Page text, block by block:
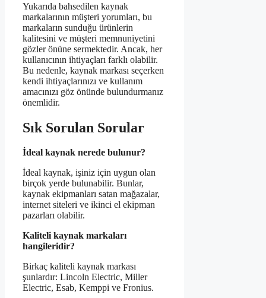
Yukarıda bahsedilen kaynak
markalarının müşteri yorumları, bu
markaların sunduğu ürünlerin
kalitesini ve müşteri memnuniyetini
gözler önüne sermektedir. Ancak, her
kullanıcının ihtiyaçları farklı olabilir.
Bu nedenle, kaynak markası seçerken
kendi ihtiyaçlarınızı ve kullanım
amacınızı göz önünde bulundurmanız
önemlidir.
Sık Sorulan Sorular
İdeal kaynak nerede bulunur?
İdeal kaynak, işiniz için uygun olan
birçok yerde bulunabilir. Bunlar,
kaynak ekipmanları satan mağazalar,
internet siteleri ve ikinci el ekipman
pazarları olabilir.
Kaliteli kaynak markaları
hangileridir?
Birkaç kaliteli kaynak markası
şunlardır: Lincoln Electric, Miller
Electric, Esab, Kemppi ve Fronius.